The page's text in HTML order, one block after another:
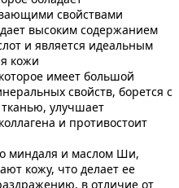
свойствами
высоким содержанием
и является идеальным
кожи
имеет большой
свойств, борется с
улучшает
и противостоит
миндаля и маслом Ши,
кожу, что делает ее
в отличие от